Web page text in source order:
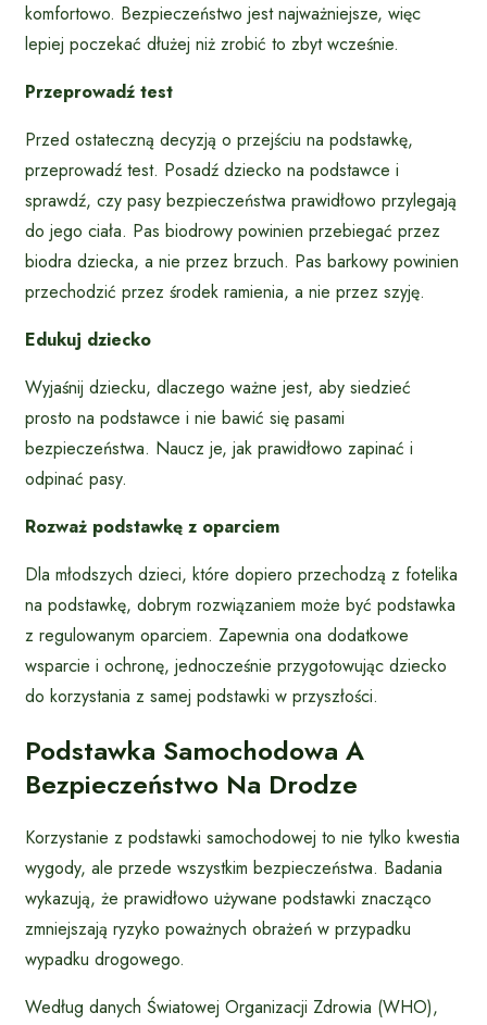
komfortowo. Bezpieczeństwo jest najważniejsze, więc
lepiej poczekać dłużej niż zrobić to zbyt wcześnie.
Przeprowadź test
Przed ostateczną decyzją o przejściu na podstawkę,
przeprowadź test. Posadź dziecko na podstawce i
sprawdź, czy pasy bezpieczeństwa prawidłowo przylegają
do jego ciała. Pas biodrowy powinien przebiegać przez
biodra dziecka, a nie przez brzuch. Pas barkowy powinien
przechodzić przez środek ramienia, a nie przez szyję.
Edukuj dziecko
Wyjaśnij dziecku, dlaczego ważne jest, aby siedzieć
prosto na podstawce i nie bawić się pasami
bezpieczeństwa. Naucz je, jak prawidłowo zapinać i
odpinać pasy.
Rozważ podstawkę z oparciem
Dla młodszych dzieci, które dopiero przechodzą z fotelika
na podstawkę, dobrym rozwiązaniem może być podstawka
z regulowanym oparciem. Zapewnia ona dodatkowe
wsparcie i ochronę, jednocześnie przygotowując dziecko
do korzystania z samej podstawki w przyszłości.
Podstawka Samochodowa A
Bezpieczeństwo Na Drodze
Korzystanie z podstawki samochodowej to nie tylko kwestia
wygody, ale przede wszystkim bezpieczeństwa. Badania
wykazują, że prawidłowo używane podstawki znacząco
zmniejszają ryzyko poważnych obrażeń w przypadku
wypadku drogowego.
Według danych Światowej Organizacji Zdrowia (WHO),